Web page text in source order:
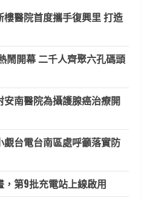
醫院首度攜手復興里 打造
鬧開幕 二千人齊聚六孔碼頭
安南醫院為攝護腺癌治療開
覷台電台南區處呼籲落實防
第9批充電站上線啟用